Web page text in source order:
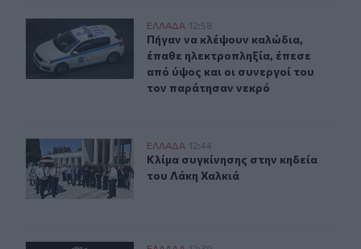
Πήγαν να κλέψουν καλώδια, έπαθε ηλεκτροπληξία,
ΕΛΛAΔΑ 12:58
Πήγαν να κλέψουν καλώδια, έπαθε
Πήγαν να κλέψουν καλώδια,
έπαθε ηλεκτροπληξία, έπεσε
από ύψος και οι συνεργοί του
τον παράτησαν νεκρό
Κλίμα συγκίνησης στην κηδεία του Λάκη Χαλκιά
ΕΛΛAΔΑ 12:44
Κλίμα συγκίνησης στην κηδεία του
Κλίμα συγκίνησης στην κηδεία
του Λάκη Χαλκιά